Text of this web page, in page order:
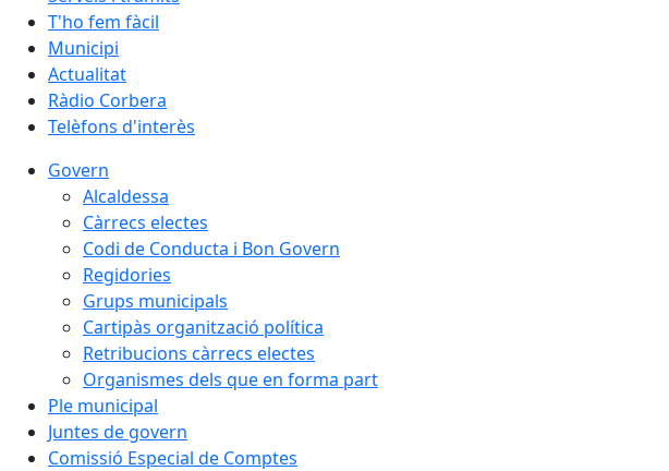
T'ho fem fàcil
Municipi
Actualitat
Ràdio Corbera
Telèfons d'interès
Govern
Alcaldessa
Càrrecs electes
Codi de Conducta i Bon Govern
Regidories
Grups municipals
Cartipàs organització política
Retribucions càrrecs electes
Organismes dels que en forma part
Ple municipal
Juntes de govern
Comissió Especial de Comptes